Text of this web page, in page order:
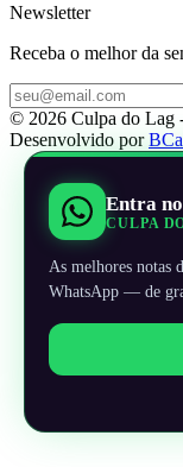
Newsletter
Receba o melhor da
© 2026 Culpa do Lag
Desenvolvido por
Entra
CULPA
As melhores notas
WhatsApp — de